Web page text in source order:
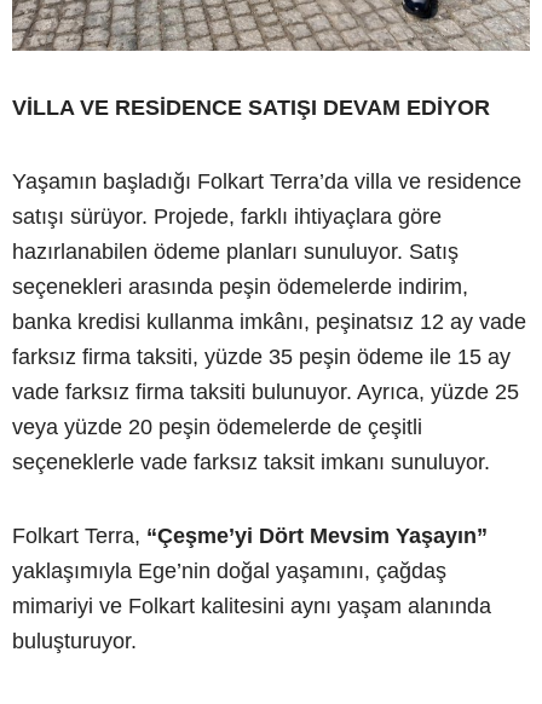
VİLLA VE RESİDENCE SATIŞI DEVAM EDİYOR
Yaşamın başladığı Folkart Terra’da villa ve residence
satışı sürüyor. Projede, farklı ihtiyaçlara göre
hazırlanabilen ödeme planları sunuluyor. Satış
seçenekleri arasında peşin ödemelerde indirim,
banka kredisi kullanma imkânı, peşinatsız 12 ay vade
farksız firma taksiti, yüzde 35 peşin ödeme ile 15 ay
vade farksız firma taksiti bulunuyor. Ayrıca, yüzde 25
veya yüzde 20 peşin ödemelerde de çeşitli
seçeneklerle vade farksız taksit imkanı sunuluyor.
Folkart Terra, “Çeşme’yi Dört Mevsim Yaşayın”
yaklaşımıyla Ege’nin doğal yaşamını, çağdaş
mimariyi ve Folkart kalitesini aynı yaşam alanında
buluşturuyor.